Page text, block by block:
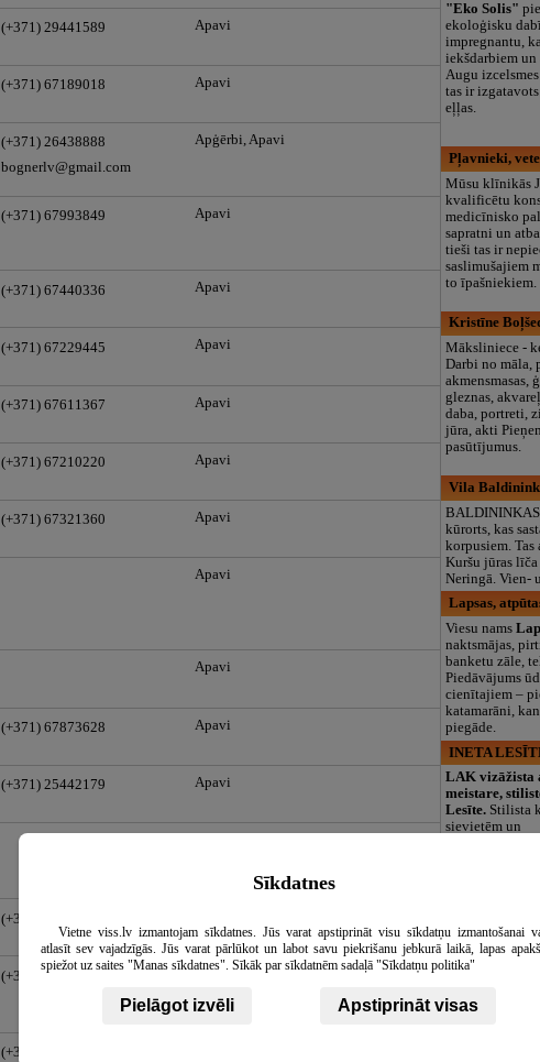
(+371) 29441589 Apavi
(+371) 67189018 Apavi
(+371) 26438888
bognerlv@gmail.com
Apģērbi, Apavi
(+371) 67993849 Apavi
(+371) 67440336 Apavi
(+371) 67229445 Apavi
(+371) 67611367 Apavi
(+371) 67210220 Apavi
(+371) 67321360 Apavi
Apavi
Apavi
(+371) 67873628 Apavi
(+371) 25442179 Apavi
(+371) 29528356
(+371) 67382983 Apavi
(+371) 67873633
"Eko Solis"
ekoloģisku
impregnantu,
iekšdarbiem un
Augu
tas ir
eļļas.
Pļavnieki,
Mūsu klīnikās
kvalificētu
medicīnisko
sapratni un
tieši tas ir
saslimušajiem
to īpašniekiem.
Kristīne
Māksliniece -
Darbi no māla,
akmensmasas,
gleznas,
daba, portreti,
jūra, akti
pasūtījumus.
Vila
kūrorts, kas
korpusiem. Tas
Kuršu jūras līča
Neringā. Vien-
Lapsas,
Viesu nams
naktsmājas,
banketu zāle,
Piedāvājums
cienītajiem –
katamarāni,
piegāde.
INETA
LAK vizāžista
meistare,
Lesīte. Stilista
sievietēm un
aksesuāru
apmācības.
Sīkdatnes
Vietne viss.lv izmantojam sīkdatnes. Jūs varat apstiprināt visu sīkdatņu izmantošanai
atlasīt sev vajadzīgās. Jūs varat pārlūkot un labot savu piekrišanu jebkurā laikā, lapas
spiežot uz saites "Manas sīkdatnes". Sīkāk par sīkdatnēm sadaļā "Sīkdatņu politika"
Pielāgot izvēli Apstiprināt visas